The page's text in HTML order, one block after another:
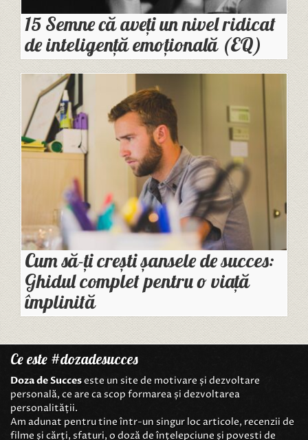
15 Semne că aveți un nivel ridicat
de inteligență emoțională (EQ)
Cum să-ți crești șansele de succes:
Ghidul complet pentru o viață
împlinită
Ce este #dozadesucces
Doza de Succeseste un site de motivare și dezvoltare
personală, ce are ca scop formarea și dezvoltarea
personalității.
Am adunat pentru tine într-un singur loc articole, recenzii de
filme și cărți, sfaturi, o doză de înțelepciune și povesti de